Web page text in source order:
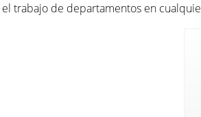
trabajo de departamentos en